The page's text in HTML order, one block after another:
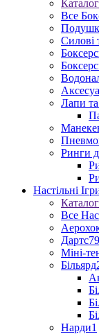
Каталог
Все
Силові
Лапи та
Ринги
Настільні
Каталог
Все
Дартс79
Міні-
Більярд
Нарди1